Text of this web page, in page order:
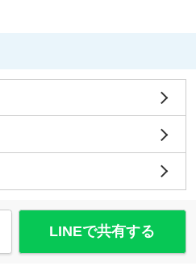
LINEで共有する